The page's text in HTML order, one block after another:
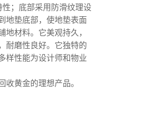
；底部采用防滑纹理设
地垫底部，使地垫表面
材料。它美观持久，
耐磨性良好。它独特的
样性能为设计师和物业
黄金的理想产品。